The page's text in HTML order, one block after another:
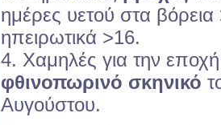
ημέρες υετού στα
ηπειρωτικά >16.
4. Χαμηλές για την
φθινοπωρινό σκηνικό
Αυγούστου.